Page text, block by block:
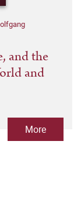
and the
and
More